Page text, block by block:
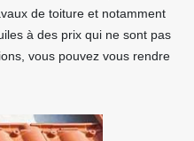
de toiture et notamment
à des prix qui ne sont pas
vous pouvez vous rendre